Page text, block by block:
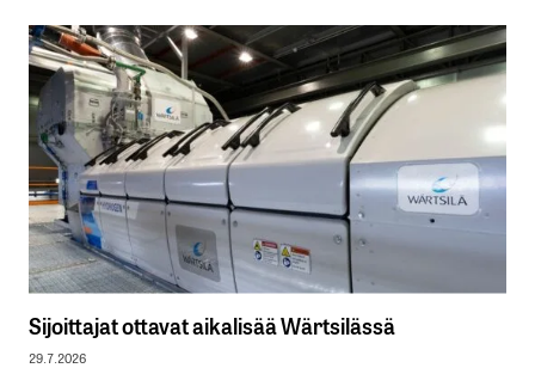
Sijoittajat ottavat aikalisää Wärtsilässä
29.7.2026